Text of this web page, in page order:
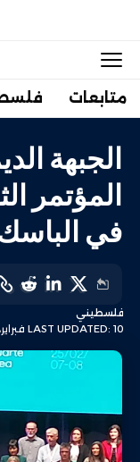
متابعات
الجبهة
المؤتمر
في
LAST UPDATED: 10 فبراير، 2025 2:17 م
فلسطيني